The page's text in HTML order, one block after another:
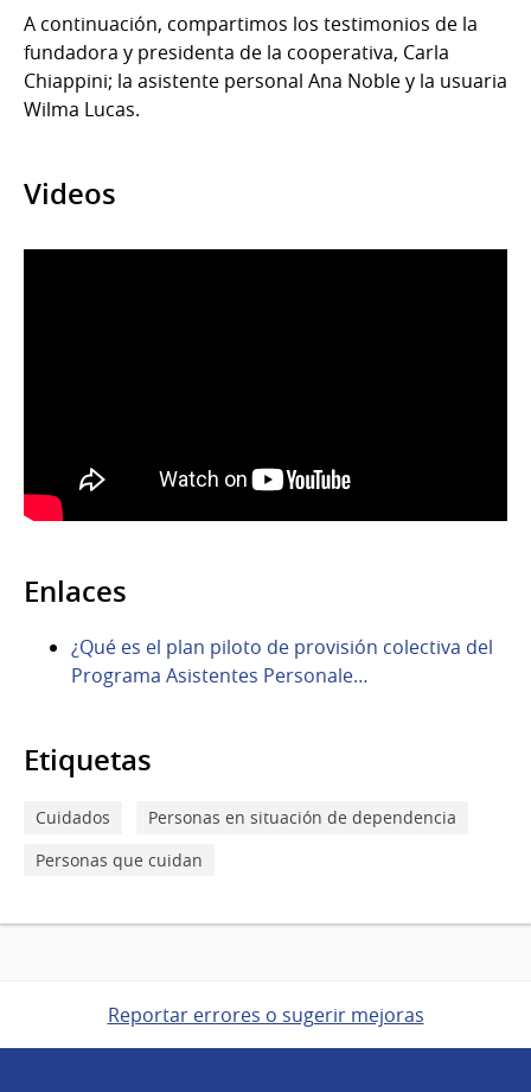
A continuación, compartimos los testimonios de la
fundadora y presidenta de la cooperativa, Carla
Chiappini; la asistente personal Ana Noble y la usuaria
Wilma Lucas.
Videos
Enlaces
¿Qué es el plan piloto de provisión colectiva del
Programa Asistentes Personale…
Etiquetas
Cuidados
Personas en situación de dependencia
Personas que cuidan
Reportar errores o sugerir mejoras